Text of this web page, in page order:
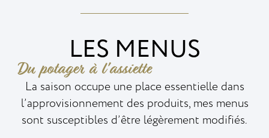
LES MENUS
Du potager à l'assiette
La saison occupe une place essentielle dans
l’approvisionnement des produits, mes menus
sont susceptibles d’être légèrement modifiés.